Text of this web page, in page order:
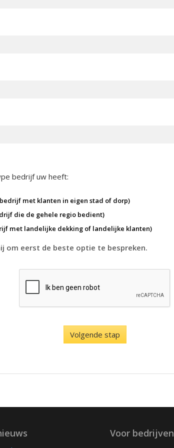
bedrijf uw heeft:
met klanten in eigen stad of dorp)
die de gehele regio bedient)
met landelijke dekking of landelijke klanten)
om eerst de beste optie te bespreken.
Voor bedrijven